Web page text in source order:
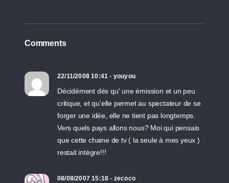
Comments
22/11/2008 10:41 - youyou
Décidément dés qu' une émission et un peu
critique, et qu'elle permet au spectateur de se
forger une idée, elle ne tient pas longtemps.
Vers quels pays allons nous? Moi qui pensais
que cette chaine de tv ( la seule à mes yeux )
restait intègre!!!
08/08/2007 15:18 - zecoco